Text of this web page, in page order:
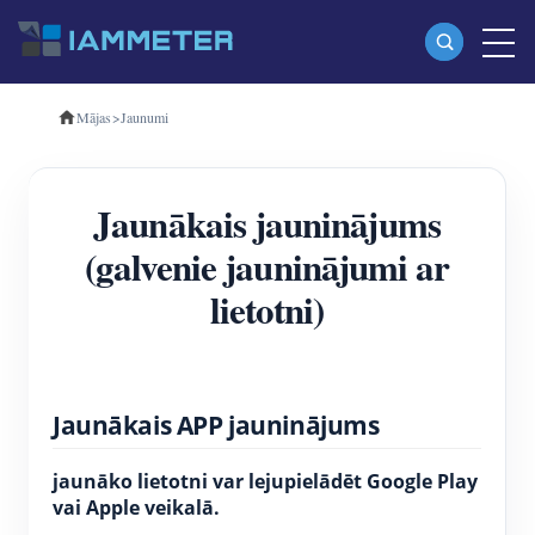
Produkti
Trīsfāzu Wi-Fi enerģijas mērītājs (WEM3080T)
Trīsfāzu Wi-Fi enerģijas mērītājs (WEM3046T)
Trīsfāzu Wi-Fi enerģijas mērītājs (WEM3050T)
EV lādētājs
Mājas>Jaunumi
Jaunākais jauninājums
(galvenie jauninājumi ar
lietotni)
Jaunākais APP jauninājums
jaunāko lietotni var lejupielādēt Google Play
vai Apple veikalā.